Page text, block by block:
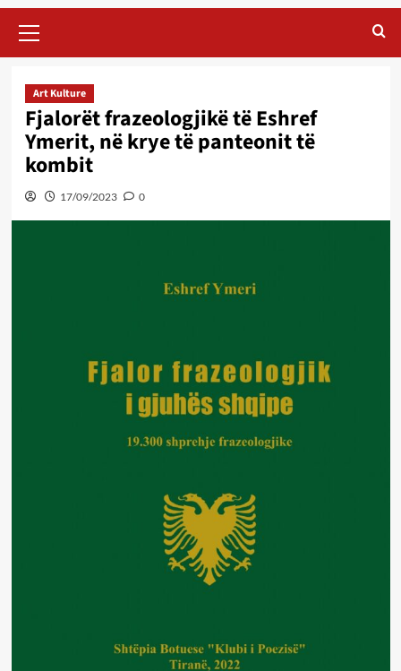
Menu
Art Kulture
Fjalorët frazeologjikë të Eshref
Ymerit, në krye të panteonit të
kombit
17/09/2023 0